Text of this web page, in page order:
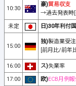
10:30
豪)貿易収支
→過去発表時[
未定
日)30年利付
15:00
独)製造業受注
[前月比/前年
16:00
ス)失業率
17:00
欧)ECB月例